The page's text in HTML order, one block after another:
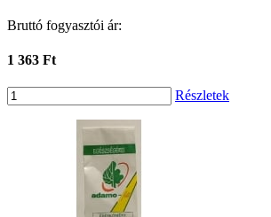
Bruttó fogyasztói ár:
1 363 Ft
Részletek